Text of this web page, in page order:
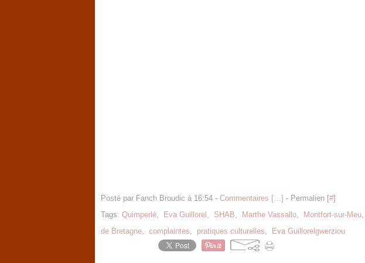
Posté par Fanch Broudic à 16:54 - Commentaires […] - Permalien [#]
Tags: Quimperlé, Eva Guillorel , SHAB, Marthe Vassallo, Montfort-sur-Meu,
de Bretagne, complaintes, pratiques culturelles, Eva Guillorelgwerziou